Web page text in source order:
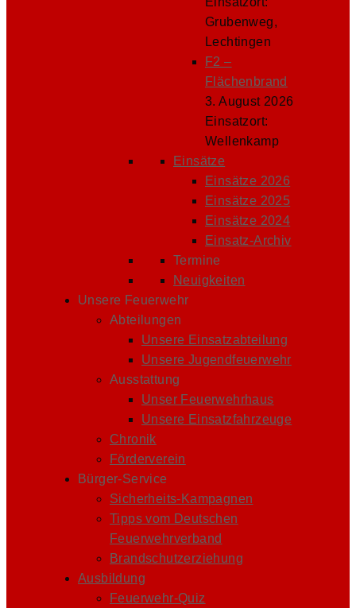
Grubenweg,
Lechtingen
F2 –
Flächenbrand
3. August 2026
Einsatzort:
Wellenkamp
Einsätze
Einsätze 2026
Einsätze 2025
Einsätze 2024
Einsatz-Archiv
Termine
Neuigkeiten
Unsere Feuerwehr
Abteilungen
Unsere Einsatzabteilung
Unsere Jugendfeuerwehr
Ausstattung
Unser Feuerwehrhaus
Unsere Einsatzfahrzeuge
Chronik
Förderverein
Bürger-Service
Sicherheits-Kampagnen
Tipps vom Deutschen
Feuerwehrverband
Brandschutzerziehung
Ausbildung
Feuerwehr-Quiz